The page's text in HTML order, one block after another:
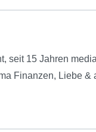
seit 15 Jahren
Finanzen, Liebe &